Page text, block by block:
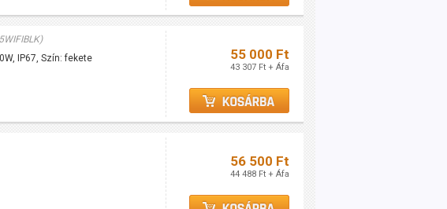
IP67, Szín: fekete
55 000 Ft
43 307 Ft + Áfa
56 500 Ft
44 488 Ft + Áfa